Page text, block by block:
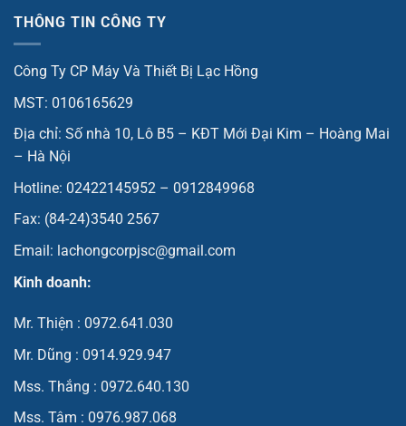
THÔNG TIN CÔNG TY
Công Ty CP Máy Và Thiết Bị Lạc Hồng
MST: 0106165629
Địa chỉ: Số nhà 10, Lô B5 – KĐT Mới Đại Kim – Hoàng Mai
– Hà Nội
Hotline: 02422145952 – 0912849968
Fax: (84-24)3540 2567
Email: lachongcorpjsc@gmail.com
Kinh doanh:
Mr. Thiện : 0972.641.030
Mr. Dũng : 0914.929.947
Mss. Thắng : 0972.640.130
Mss. Tâm : 0976.987.068